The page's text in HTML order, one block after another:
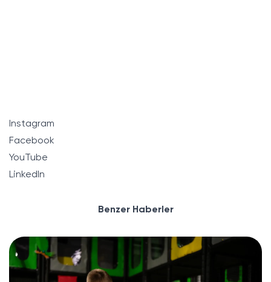
Instagram
Facebook
YouTube
LinkedIn
Benzer Haberler